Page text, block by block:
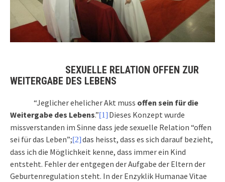
SEXUELLE RELATION OFFEN ZUR
WEITERGABE DES LEBENS
“Jeglicher ehelicher Akt muss offen sein für die
Weitergabe des Lebens.”[1]Dieses Konzept wurde
missverstanden im Sinne dass jede sexuelle Relation “offen
sei für das Leben”;[2]das heisst, dass es sich darauf bezieht,
dass ich die Möglichkeit kenne, dass immer ein Kind
entsteht. Fehler der entgegen der Aufgabe der Eltern der
Geburtenregulation steht. In der Enzyklik Humanae Vitae